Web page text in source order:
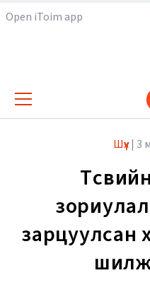
Open iToim app
Шүүх | 3
зарцуулсан